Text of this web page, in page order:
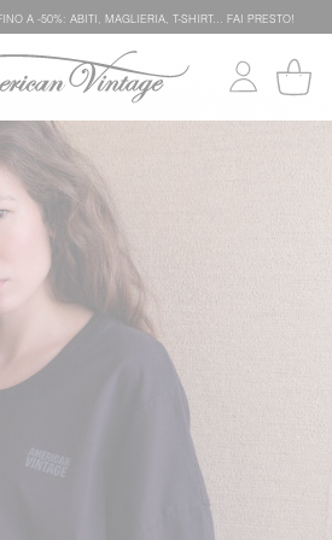
A -50%: ABITI, MAGLIERIA, T-SHIRT… FAI PRESTO!